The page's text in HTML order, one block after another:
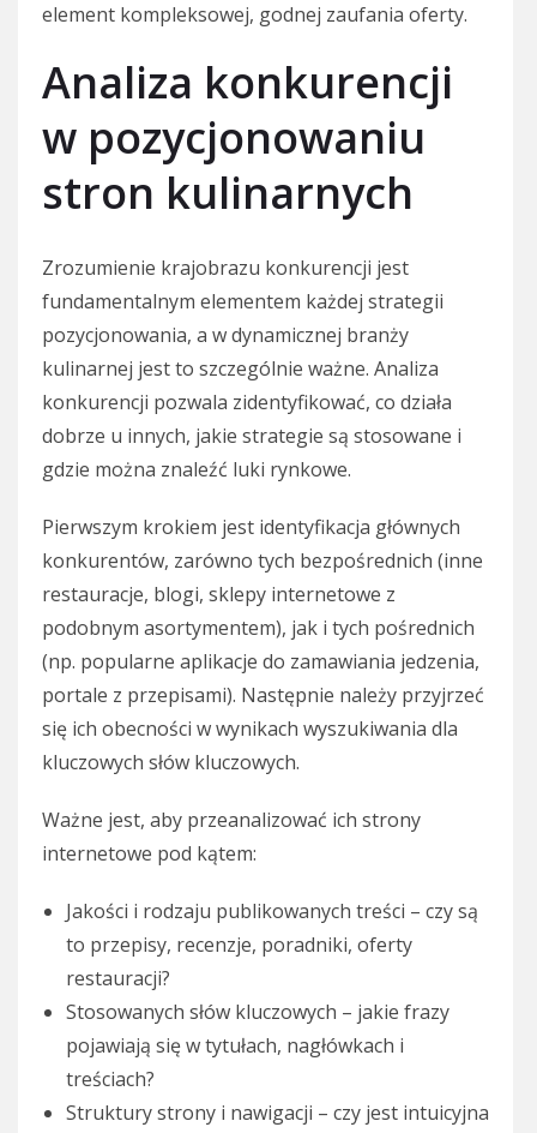
element kompleksowej, godnej zaufania oferty.
Analiza konkurencji
w pozycjonowaniu
stron kulinarnych
Zrozumienie krajobrazu konkurencji jest
fundamentalnym elementem każdej strategii
pozycjonowania, a w dynamicznej branży
kulinarnej jest to szczególnie ważne. Analiza
konkurencji pozwala zidentyfikować, co działa
dobrze u innych, jakie strategie są stosowane i
gdzie można znaleźć luki rynkowe.
Pierwszym krokiem jest identyfikacja głównych
konkurentów, zarówno tych bezpośrednich (inne
restauracje, blogi, sklepy internetowe z
podobnym asortymentem), jak i tych pośrednich
(np. popularne aplikacje do zamawiania jedzenia,
portale z przepisami). Następnie należy przyjrzeć
się ich obecności w wynikach wyszukiwania dla
kluczowych słów kluczowych.
Ważne jest, aby przeanalizować ich strony
internetowe pod kątem:
Jakości i rodzaju publikowanych treści – czy są
to przepisy, recenzje, poradniki, oferty
restauracji?
Stosowanych słów kluczowych – jakie frazy
pojawiają się w tytułach, nagłówkach i
treściach?
Struktury strony i nawigacji – czy jest intuicyjna